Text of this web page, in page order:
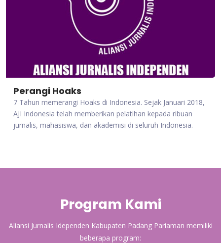
Perangi Hoaks
7 Tahun memerangi Hoaks di Indonesia. Sejak Januari 2018,
AJI Indonesia telah memberikan pelatihan kepada ribuan
jurnalis, mahasiswa, dan akademisi di seluruh Indonesia.
Program Kami
Aliansi Jurnalis Idependen Kabupaten Padang Pariaman memiliki
beberapa program: